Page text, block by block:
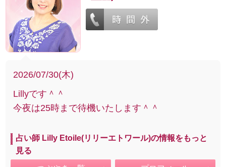
2026/07/30(木)
Lillyです＾＾
今夜は25時まで待機いたします＾＾
占い師 Lilly Etoile(リリーエトワール)の情報をもっと
見る